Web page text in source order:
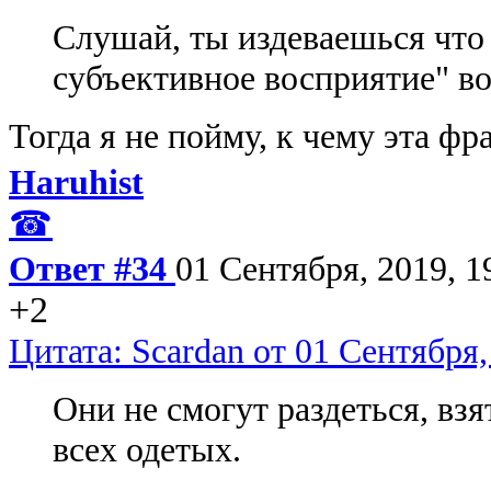
Слушай, ты издеваешься что
субъективное восприятие"
Тогда я не пойму, к чему эта
Haruhist
☎
Ответ #34 01 Сентября, 2019,
+2
Цитата: Scardan от 01
Они не смогут раздеться,
всех одетых.